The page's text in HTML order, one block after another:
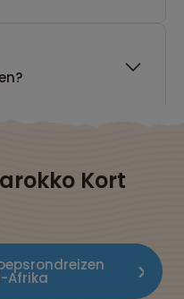
Kort
Afrika